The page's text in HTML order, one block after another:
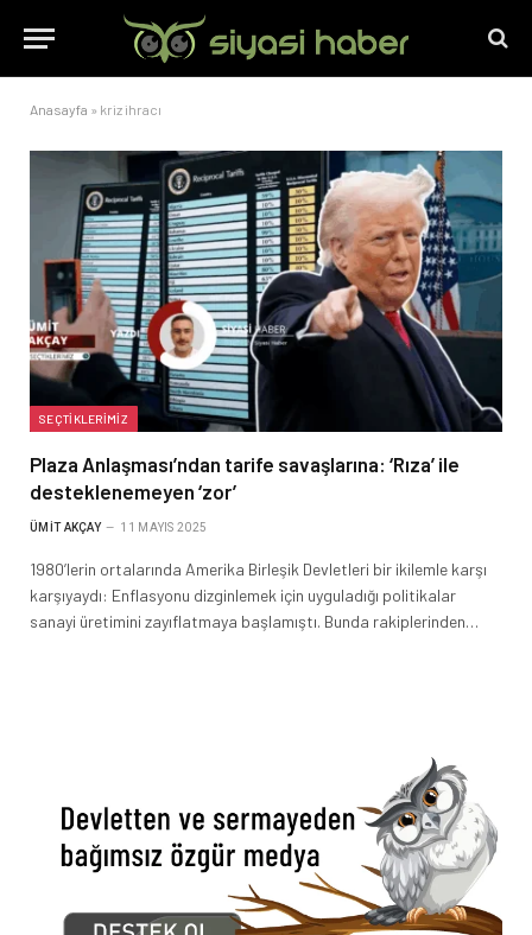
Anasayfa » kriz ihracı
SEÇTIKLERIMIZ
Plaza Anlaşması’ndan tarife savaşlarına: ‘Rıza’ ile
desteklenemeyen ‘zor’
ÜMIT AKÇAY 11 MAYIS 2025
1980’lerin ortalarında Amerika Birleşik Devletleri bir ikilemle karşı
karşıyaydı: Enflasyonu dizginlemek için uyguladığı politikalar
sanayi üretimini zayıflatmaya başlamıştı. Bunda rakiplerinden…